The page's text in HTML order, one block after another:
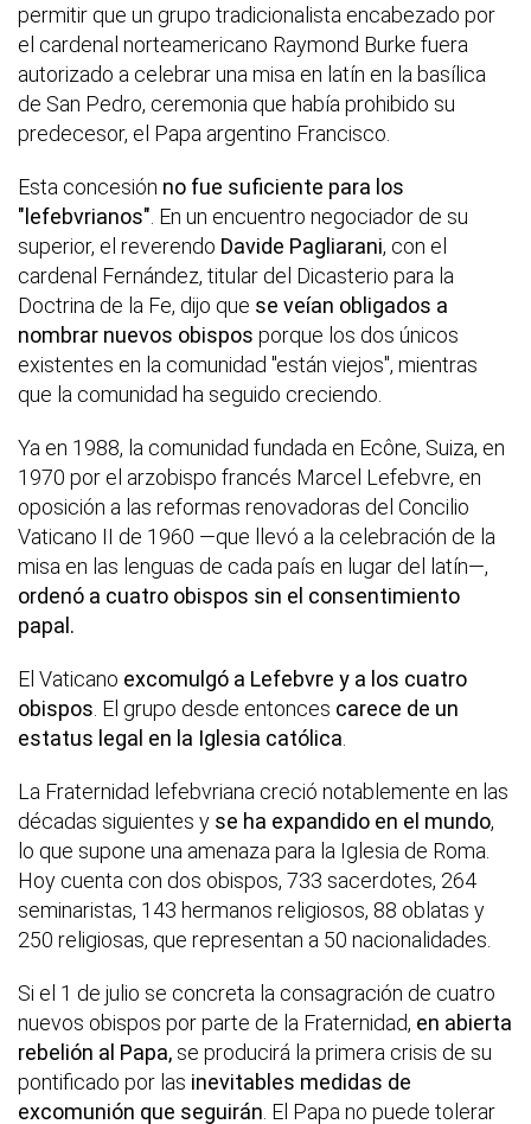
permitir que un grupo tradicionalista encabezado por
el cardenal norteamericano Raymond Burke fuera
autorizado a celebrar una misa en latín en la basílica
de San Pedro, ceremonia que había prohibido su
predecesor, el Papa argentino Francisco.
Esta concesión no fue suficiente para los
"lefebvrianos" . En un encuentro negociador de su
superior, el reverendo Davide Pagliarani, con el
cardenal Fernández, titular del Dicasterio para la
Doctrina de la Fe, dijo que se veían obligados a
nombrar nuevos obispos porque los dos únicos
existentes en la comunidad "están viejos", mientras
que la comunidad ha seguido creciendo.
Ya en 1988, la comunidad fundada en Ecône, Suiza, en
1970 por el arzobispo francés Marcel Lefebvre, en
oposición a las reformas renovadoras del Concilio
Vaticano II de 1960 —que llevó a la celebración de la
misa en las lenguas de cada país en lugar del latín—,
ordenó a cuatro obispos sin el consentimiento
papal.
El Vaticano excomulgó a Lefebvre y a los cuatro
obispos . El grupo desde entonces carece de un
estatus legal en la Iglesia católica
La Fraternidad lefebvriana creció notablemente en las
décadas siguientes y se ha expandido en el mundo,
lo que supone una amenaza para la Iglesia de Roma.
Hoy cuenta con dos obispos, 733 sacerdotes, 264
seminaristas, 143 hermanos religiosos, 88 oblatas y
250 religiosas, que representan a 50 nacionalidades.
Si el 1 de julio se concreta la consagración de cuatro
nuevos obispos por parte de la Fraternidad, en abierta
rebelión al Papa, se producirá la primera crisis de su
pontificado por las inevitables medidas de
excomunión que seguirán . El Papa no puede tolerar